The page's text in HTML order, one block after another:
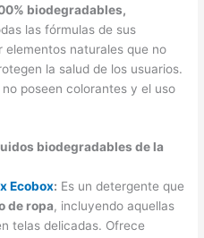
biodegradables,
las fórmulas de sus
naturales que no
la salud de los usuarios.
poseen colorantes y el uso
biodegradables de la
Ecobox: Es un detergente que
de ropa, incluyendo aquellas
telas delicadas. Ofrece